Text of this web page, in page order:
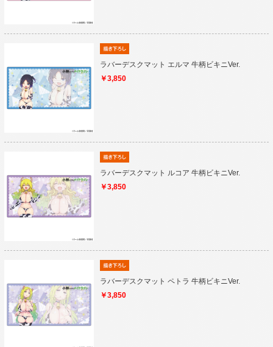
ラバーデスクマット エルマ 牛柄ビキニVer.
￥3,850
ラバーデスクマット ルコア 牛柄ビキニVer.
￥3,850
ラバーデスクマット ペトラ 牛柄ビキニVer.
￥3,850